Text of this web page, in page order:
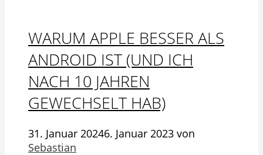
WARUM APPLE BESSER ALS
ANDROID IST (UND ICH
NACH 10 JAHREN
GEWECHSELT HAB)
31. Januar 20246. Januar 2023 von
Sebastian